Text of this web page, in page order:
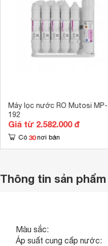
Máy lọc nước RO Mutosi MP-
192
Giá từ 2.582.000 đ
Có 30 nơi bán
Thông tin sản phẩm
Màu sắc:
Áp suất cung cấp nước: